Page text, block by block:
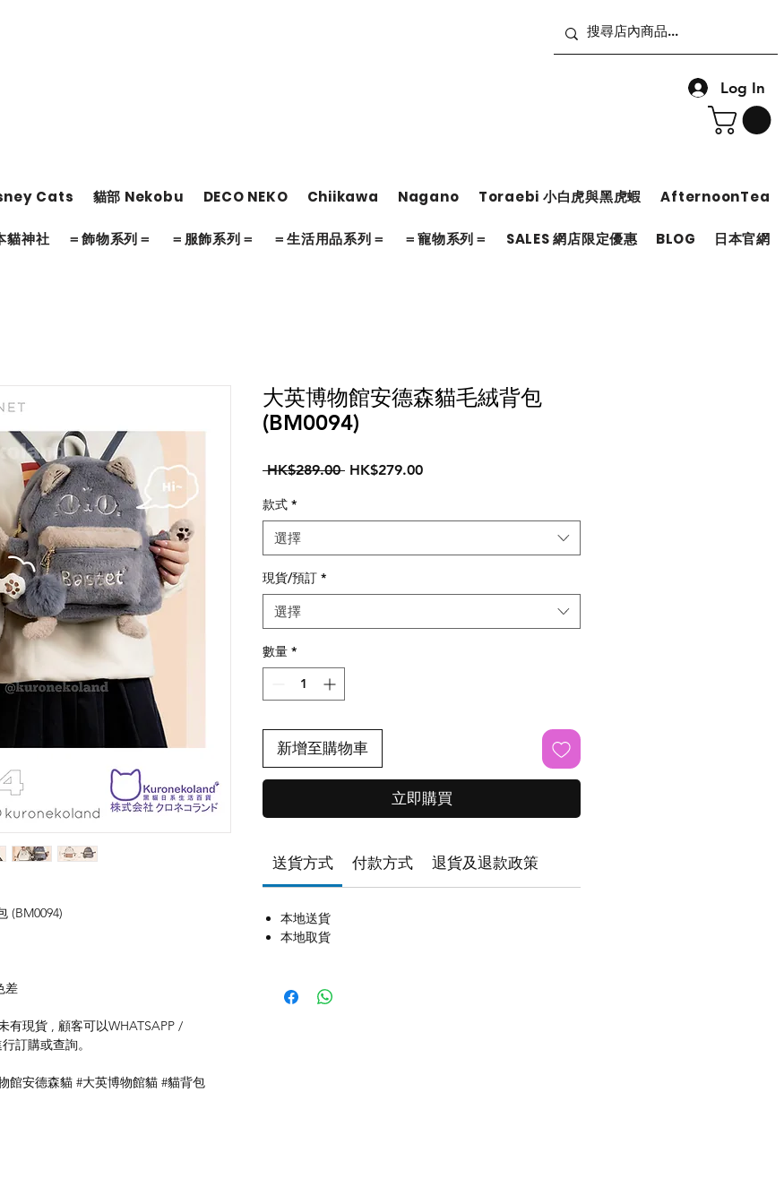
Log In
Cats 貓部 Nekobu DECO NEKO Chiikawa Nagano Toraebi 小白虎與黑虎蝦 AfternoonTea
貓神社 ＝飾物系列＝ ＝服飾系列＝ ＝生活用品系列＝ ＝寵物系列＝ SALES 網店限定優惠 BLOG 日本官網
(BM0094)
差
有現貨 , 顧客可以WHATSAPP /
訂購或查詢。
館安德森貓 #大英博物館貓 #貓背包
大英博物館安德森貓毛絨背包
(BM0094)
HK$289.00 一
格
HK$279.00促
格
款式 *
選擇
現貨/預訂 *
選擇
數量 *
新增至購物車
立即購買
送貨方式 付款方式 退貨及退款政策
本地送貨
本地取貨